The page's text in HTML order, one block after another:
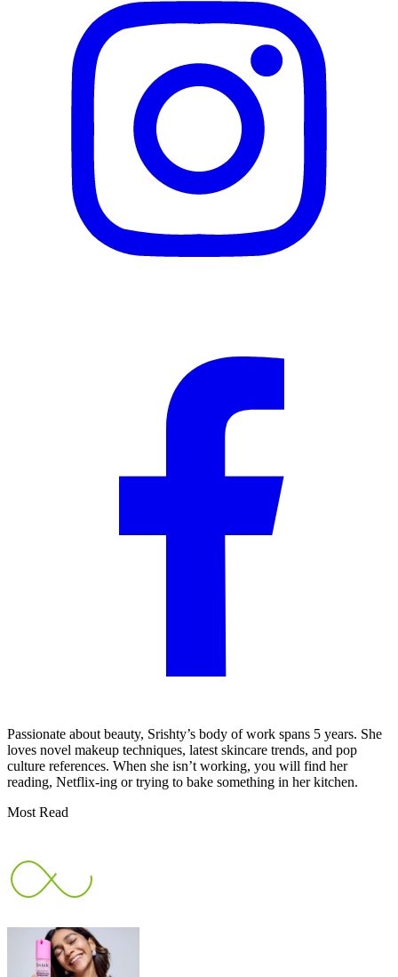
Passionate about beauty, Srishty’s body of work spans 5 years. She
loves novel makeup techniques, latest skincare trends, and pop
culture references. When she isn’t working, you will find her
reading, Netflix-ing or trying to bake something in her kitchen.
Most Read